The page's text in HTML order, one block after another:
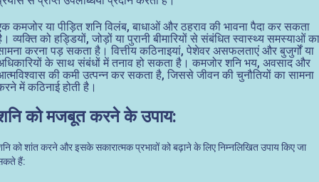
कमजोर या पीड़ित शनि विलंब, बाधाओं और ठहराव की भावना पैदा कर सकता
व्यक्ति को हड्डियों, जोड़ों या पुरानी बीमारियों से संबंधित स्वास्थ्य समस्याओं का
करना पड़ सकता है। वित्तीय कठिनाइयां, पेशेवर असफलताएं और बुजुर्गों या
के साथ संबंधों में तनाव हो सकता है। कमजोर शनि भय, अवसाद और
की कमी उत्पन्न कर सकता है, जिससे जीवन की चुनौतियों का सामना
में कठिनाई होती है।
को मजबूत करने के उपाय:
को शांत करने और इसके सकारात्मक प्रभावों को बढ़ाने के लिए निम्नलिखित उपाय किए जा
हैं: